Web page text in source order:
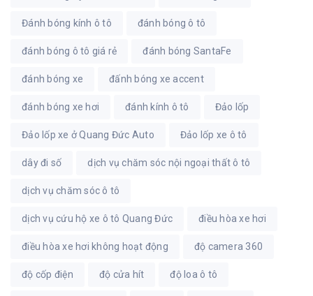
Đánh bóng kính ô tô đánh bóng ô tô
đánh bóng ô tô giá rẻ đánh bóng SantaFe
đánh bóng xe đấnh bóng xe accent
đánh bóng xe hơi đánh kính ô tô Đảo lốp
Đảo lốp xe ở Quang Đức Auto Đảo lốp xe ô tô
dây đi số dịch vụ chăm sóc nội ngoại thất ô tô
dịch vụ chăm sóc ô tô
dịch vụ cứu hộ xe ô tô Quang Đức điều hòa xe hơi
điều hòa xe hơi không hoạt động độ camera 360
độ cốp điện độ cửa hít độ loa ô tô